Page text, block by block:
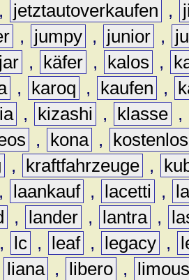
, jetztautoverkaufen ,
, jumpy , junior ,
, käfer , kalos ,
, karoq , kaufen ,
, kizashi , klasse ,
, kona ,
kostenlos
, kraftfahrzeuge ,
, laankauf , lacetti ,
, lander , lantra ,
, lc , leaf , legacy ,
liana , libero ,